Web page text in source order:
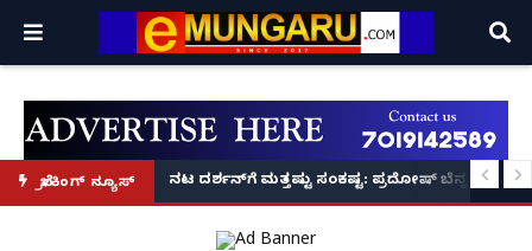
ಬ್ರೇಕಿಂಗ್ ನ್ಯೂಸ್
ಮುಕ್ತಿಗೆ ಬೃಹತ್ ಆಂದೋಲನ: ವಿಶ್ವ ಹಿಂದೂ ಪರಿಷತ್ ಅಂತರರಾಷ್ಟ್ರೀಯ
ನಟ ದರ್ಶನ್‌ಗೆ ಮತ್ತಷ್ಟು ಸಂಕಷ್ಟ: ಪ್ರದೋಷ್ ಬೆನ್ನಲ್ಲೇ